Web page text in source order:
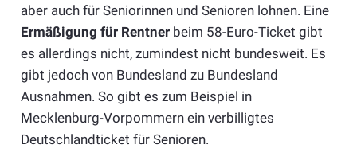
aber auch für Seniorinnen und Senioren lohnen. Eine
Ermäßigung für Rentnerbeim 58-Euro-Ticket gibt
es allerdings nicht, zumindest nicht bundesweit. Es
gibt jedoch von Bundesland zu Bundesland
Ausnahmen. So gibt es zum Beispiel in
Mecklenburg-Vorpommern ein verbilligtes
Deutschlandticket für Senioren.